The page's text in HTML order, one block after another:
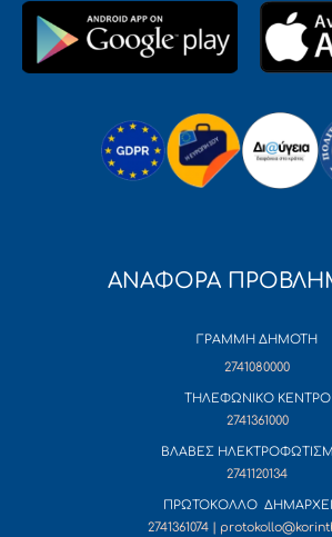
ΑΝΑΦΟΡΑ
ΓΡΑΜΜΗ ΔΗΜΟΤΗ
2741080000
ΤΗΛΕΦΩΝΙΚΟ ΚΕΝΤΡΟ
2741361000
ΒΛΑΒΕΣ
2741120134
ΠΡΩΤΟΚΟΛΛΟ
2741361074 |